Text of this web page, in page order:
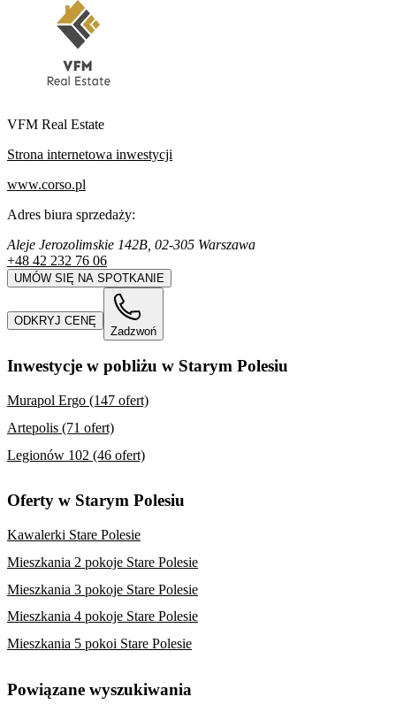
VFM Real Estate
Strona internetowa inwestycji
www.corso.pl
Adres biura sprzedaży:
Aleje Jerozolimskie 142B, 02-305 Warszawa
+48 42 232 76 06
UMÓW SIĘ NA SPOTKANIE
ODKRYJ CENĘ
Zadzwoń
Inwestycje w pobliżu w Starym Polesiu
Murapol Ergo (147 ofert)
Artepolis (71 ofert)
Legionów 102 (46 ofert)
Oferty w Starym Polesiu
Kawalerki Stare Polesie
Mieszkania 2 pokoje Stare Polesie
Mieszkania 3 pokoje Stare Polesie
Mieszkania 4 pokoje Stare Polesie
Mieszkania 5 pokoi Stare Polesie
Powiązane wyszukiwania